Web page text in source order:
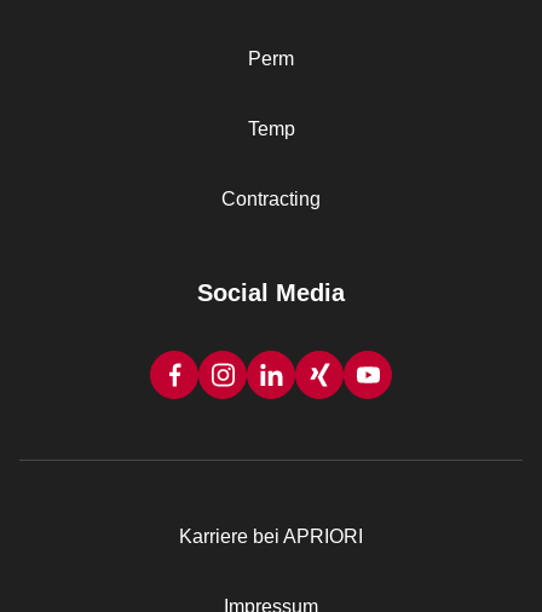
Perm
Temp
Contracting
Social Media
Karriere bei APRIORI
Impressum